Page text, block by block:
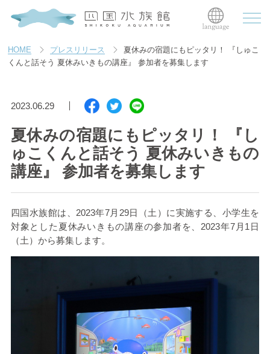
HOME プレスリリース
夏休みの宿題にもピッタリ！ 『しゅこ
くんと話そう 夏休みいきもの講座』 参加者を募集します
2023.06.29
夏休みの宿題にもピッタリ！ 『し
ゅこくんと話そう 夏休みいきもの
講座』 参加者を募集します
四国水族館は、 2023年7月 29日（土）に実施する、小学生を
対象とした夏休みいきもの講座の参加者を、 2023年7月 1 日
（土）から募集します。